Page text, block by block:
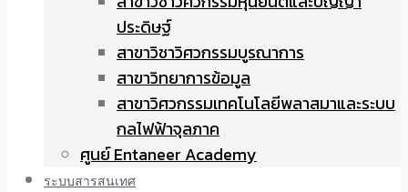
ประดิษฐ์
สาขาวิชาวิศวกรรมบูรณาการ
สาขาวิทยาการข้อมูล
สาขาวิศวกรรมเทคโนโลยีพลาสมาและระบบ
กลไฟฟ้าจุลภาค
ศูนย์ Entaneer Academy
ระบบสารสนเทศ